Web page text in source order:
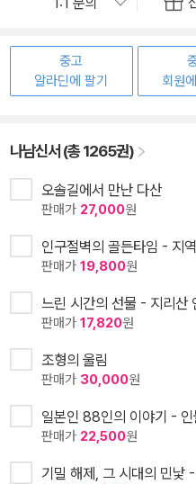
중고
알라딘에 팔기
회원
나남신서 (총 1265권)
오솔길에서 만난 다산
판매가 27,000원
인구절벽의 골든타임 - 지
판매가 19,800원
느린 시간의 선물 - 지리산
판매가 17,820원
조형의 울림
판매가 30,000원
일본인 88인의 이야기 -
판매가 22,500원
기밀 해제, 그 시대의 민낯